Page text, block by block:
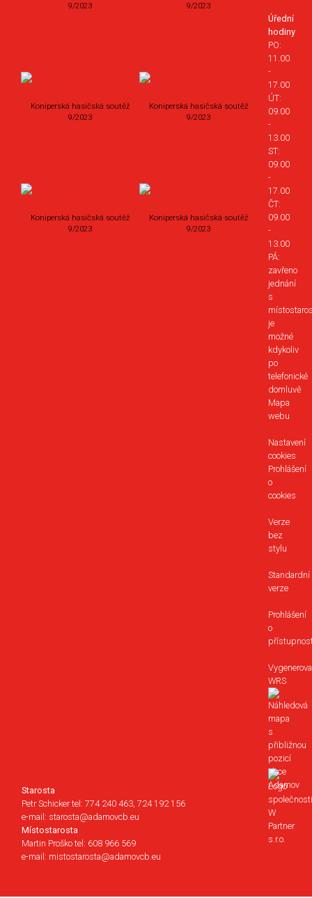
9/2023
9/2023
Koniperská hasičská soutěž
9/2023
Koniperská hasičská soutěž
9/2023
Koniperská hasičská soutěž
9/2023
Koniperská hasičská soutěž
9/2023
Úřední
hodiny
PO:
11.00
-
17.00
ÚT:
09.00
-
13.00
ST:
09.00
-
17.00
ČT:
09.00
-
13.00
PÁ:
zavřeno
jednání
s
je
možné
kdykoliv
po
telefonické
domluvě
Mapa
webu
Nastavení
cookies
Prohlášení
o
cookies
Verze
bez
stylu
Standardní
verze
Prohlášení
o
WRS
Starosta
Petr Schicker tel: 774 240 463, 724 192 156
e-mail: starosta@adamovcb.eu
Místostarosta
Martin Proško tel: 608 966 569
e-mail: mistostarosta@adamovcb.eu